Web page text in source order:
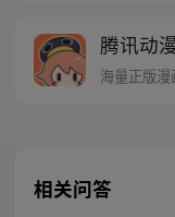
腾讯动
海量正版漫
相关问答